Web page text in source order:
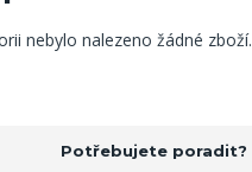
nebylo nalezeno žádné zboží.
Potřebujete poradit?